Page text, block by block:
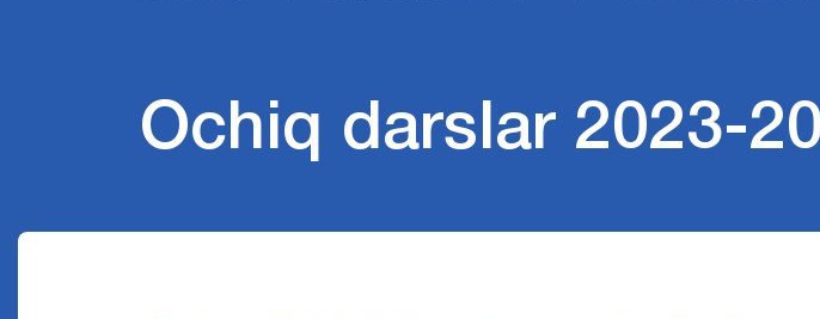
Ochiq darslar 2023-